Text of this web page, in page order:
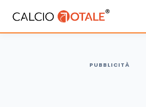
PUBBLICITÀ